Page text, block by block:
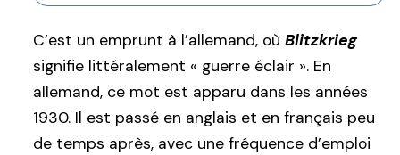
C’est un emprunt à l’allemand, où Blitzkrieg
signifie littéralement « guerre éclair ». En
allemand, ce mot est apparu dans les années
1930. Il est passé en anglais et en français peu
de temps après, avec une fréquence d’emploi